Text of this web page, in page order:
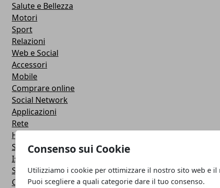
Consenso sui Cookie
Utilizziamo i cookie per ottimizzare il nostro sito web e il
Puoi scegliere a quali categorie dare il tuo consenso.
Salute e Bellezza
Motori
Sport
Relazioni
Web e Social
Accessori
Mobile
Comprare online
Social Network
Applicazioni
Rete
Hardware
Sviluppo Web
Istruzione
Streaming
Cloud